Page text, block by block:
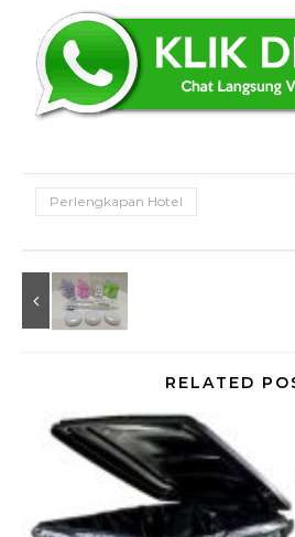
Perlengkapan Hotel
RELATED